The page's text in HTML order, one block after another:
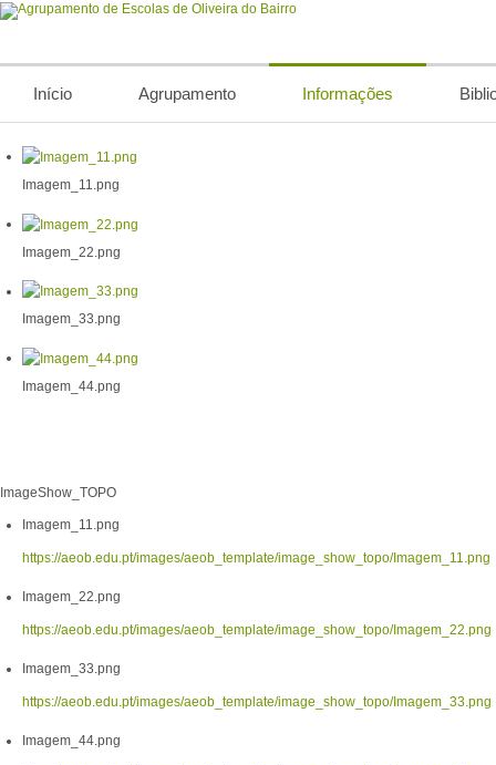
Início Agrupamento Informações
Imagem_11.png
Imagem_22.png
Imagem_33.png
Imagem_44.png
ImageShow_TOPO
Imagem_11.png
https://aeob.edu.pt/images/aeob_template/image_show_topo/Imagem_11.png
Imagem_22.png
https://aeob.edu.pt/images/aeob_template/image_show_topo/Imagem_22.png
Imagem_33.png
https://aeob.edu.pt/images/aeob_template/image_show_topo/Imagem_33.png
Imagem_44.png